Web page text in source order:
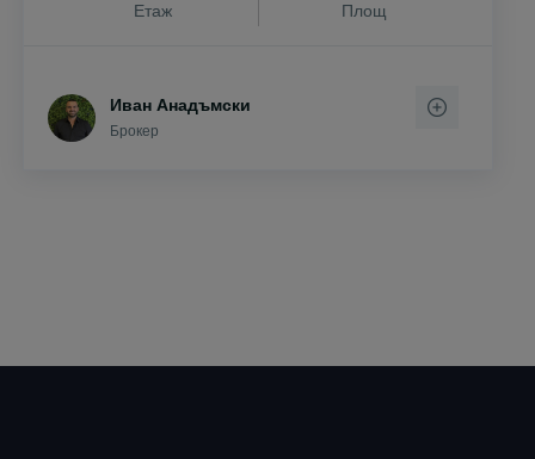
Етаж
Площ
Иван Анадъмски
Брокер